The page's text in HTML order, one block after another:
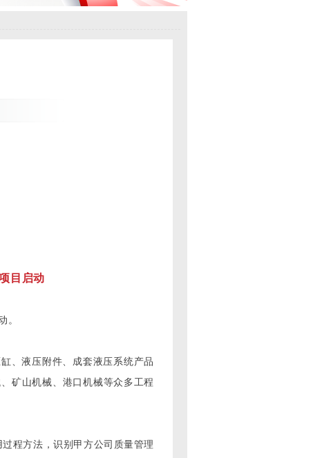
目启动
。
、液压附件、成套液压系统产品
矿山机械、港口机械等众多工程
程方法，识别甲方公司质量管理